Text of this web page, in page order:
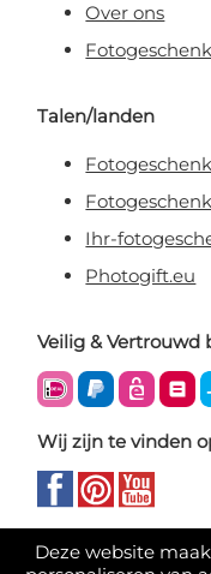
Deze website
Over ons
Talen/landen
Ihr-
Photogift.eu
Veilig & Vertrouwd
Wij zijn te vinden